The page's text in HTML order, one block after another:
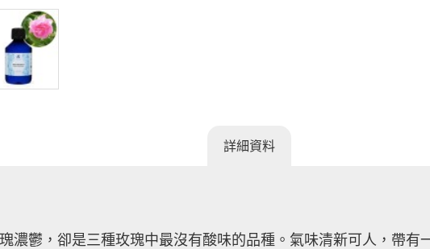
詳細資料
濃鬱，卻是三種玫瑰中最沒有酸味的品種。氣味清新可人，帶